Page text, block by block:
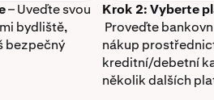
– Uveďte svou
bydliště,
bezpečný
Krok 2: Vyberte
Proveďte
nákup
kreditní/debetní
několik dalších